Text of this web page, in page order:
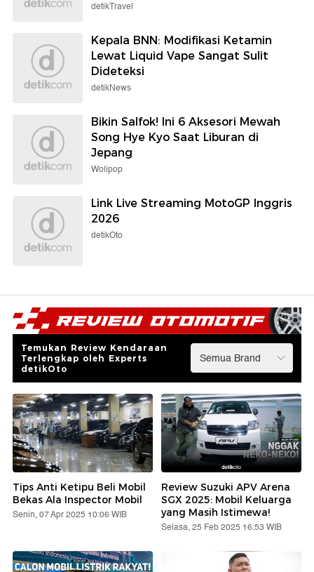
detikTravel
Kepala BNN: Modifikasi Ketamin
Lewat Liquid Vape Sangat Sulit
Dideteksi
detikNews
Bikin Salfok! Ini 6 Aksesori Mewah
Song Hye Kyo Saat Liburan di
Jepang
Wolipop
Link Live Streaming MotoGP Inggris
2026
detikOto
Temukan Review Kendaraan
Terlengkap oleh Experts
detikOto
Tips Anti Ketipu Beli Mobil
Bekas Ala Inspector Mobil
Senin, 07 Apr 2025 10:06 WIB
Review Suzuki APV Arena
SGX 2025: Mobil Keluarga
yang Masih Istimewa!
Selasa, 25 Feb 2025 16:53 WIB